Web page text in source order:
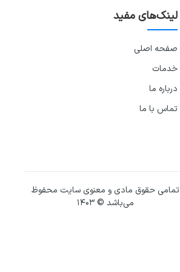
لینک‌های مفید
صفحه اصلی
خدمات
درباره ما
تماس با ما
تمامی حقوق مادی و معنوی سایت محفوظ
می‌باشد © ۱۴۰۳